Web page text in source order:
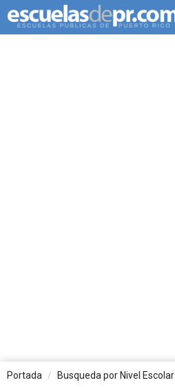
Portada Busqueda por Nivel Escolar